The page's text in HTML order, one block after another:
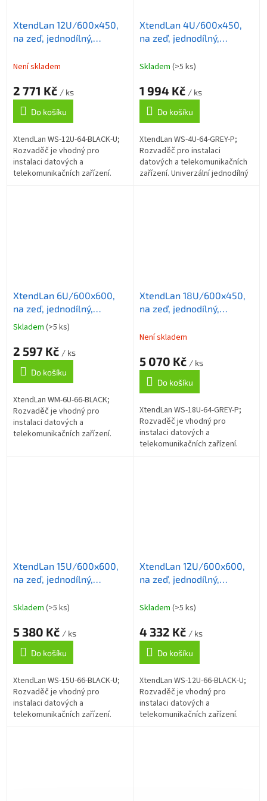
XtendLan 12U/600x450,
na zeď, jednodílný,
dveře, černý
Není skladem
2 771 Kč / ks
Do košíku
XtendLan WS-12U-64-BLACK-U;
Rozvaděč je vhodný pro
instalaci datových a
telekomunikačních zařízení.
XtendLan 4U/600x450,
na zeď, jednodílný,
Skladem (>5 ks)
1 994 Kč / ks
Do košíku
XtendLan WS-4U-64-GREY-P;
Rozvaděč pro instalaci
datových a telekomunikačních
zařízení. Univerzální jednodílný
XtendLan 6U/600x600,
na zeď, jednodílný,
skleněné dveře
Průměrné
produktu
je
5,0
z
5
hvězdiček.
Skladem (>5 ks)
2 597 Kč / ks
Do košíku
XtendLan WM-6U-66-BLACK;
Rozvaděč je vhodný pro
instalaci datových a
telekomunikačních zařízení.
XtendLan 18U/600x450,
na zeď, jednodílný,
Není skladem
5 070 Kč / ks
Do košíku
XtendLan WS-18U-64-GREY-P;
Rozvaděč je vhodný pro
instalaci datových a
telekomunikačních zařízení.
XtendLan 15U/600x600,
na zeď, jednodílný,
dveře, černé
Skladem (>5 ks)
5 380 Kč / ks
Do košíku
XtendLan WS-15U-66-BLACK-U;
Rozvaděč je vhodný pro
instalaci datových a
telekomunikačních zařízení.
XtendLan 12U/600x600,
na zeď, jednodílný,
dveře, černý
Skladem (>5 ks)
4 332 Kč / ks
Do košíku
XtendLan WS-12U-66-BLACK-U;
Rozvaděč je vhodný pro
instalaci datových a
telekomunikačních zařízení.